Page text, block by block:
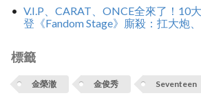
V.I.P、CARAT、ONCE全來了！10
登《Fandom Stage》廝殺：扛大炮
標籤
金榮澈 金俊秀 Seventeen